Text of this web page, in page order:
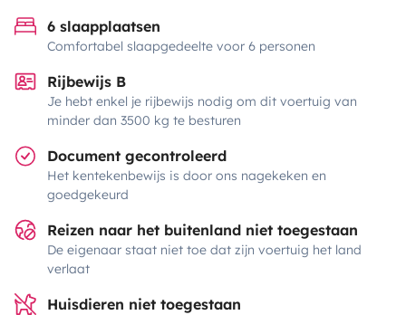
6 slaapplaatsen
Comfortabel slaapgedeelte voor 6 personen
Rijbewijs B
Je hebt enkel je rijbewijs nodig om dit voertuig van
minder dan 3500 kg te besturen
Document gecontroleerd
Het kentekenbewijs is door ons nagekeken en
goedgekeurd
Reizen naar het buitenland niet toegestaan
De eigenaar staat niet toe dat zijn voertuig het land
verlaat
Huisdieren niet toegestaan